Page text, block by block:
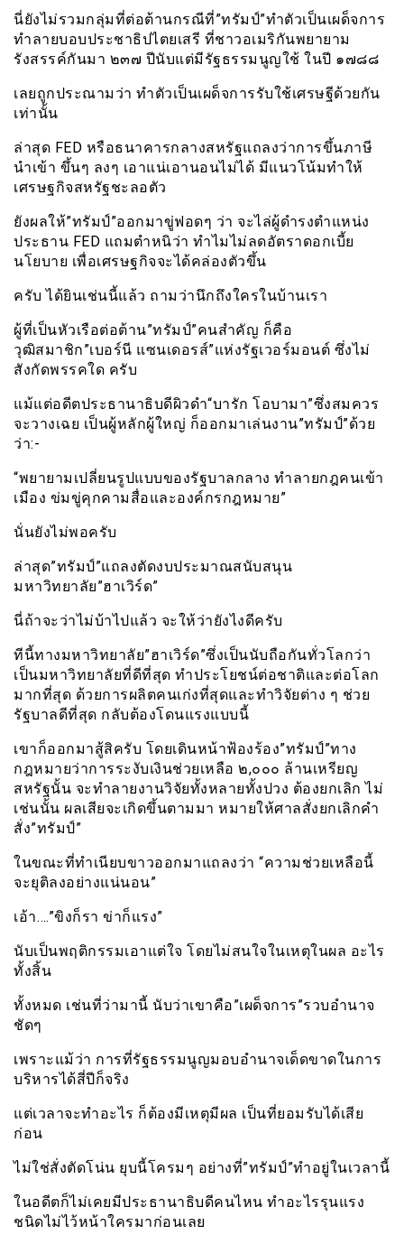
นี่ยังไม่รวมกลุ่มที่ต่อต้านกรณีที่”ทรัมป์”ทำตัวเป็นเผด็จการ
ทำลายบอบประชาธิปไตยเสรี ที่ชาวอเมริกันพยายาม
รังสรรค์กันมา ๒๓๗ ปีนับแต่มีรัฐธรรมนูญใช้ ในปี ๑๗๘๘
เลยถูกประณามว่า ทำตัวเป็นเผด็จการรับใช้เศรษฐีด้วยกัน
เท่านั้น
ล่าสุด FED หรือธนาคารกลางสหรัฐแถลงว่าการขึ้นภาษี
นำเข้า ขึ้นๆ ลงๆ เอาแน่เอานอนไม่ได้ มีแนวโน้มทำให้
เศรษฐกิจสหรัฐชะลอตัว
ยังผลให้”ทรัมป์”ออกมาขู่ฟอดๆ ว่า จะไล่ผู้ดำรงตำแหน่ง
ประธาน FED แถมตำหนิว่า ทำไมไม่ลดอัตราดอกเบี้ย
นโยบาย เพื่อเศรษฐกิจจะได้คล่องตัวขึ้น
ครับ ได้ยินเช่นนี้แล้ว ถามว่านึกถึงใครในบ้านเรา
ผู้ที่เป็นหัวเรือต่อต้าน”ทรัมป์”คนสำคัญ ก็คือ
วุฒิสมาชิก”เบอร์นี แซนเดอรส์”แห่งรัฐเวอร์มอนต์ ซึ่งไม่
สังกัดพรรคใด ครับ
แม้แต่อดีตประธานาธิบดีผิวดำ“บารัก โอบามา”ซึ่งสมควร
จะวางเฉย เป็นผู้หลักผู้ใหญ่ ก็ออกมาเล่นงาน”ทรัมป์”ด้วย
ว่า:-
“พยายามเปลี่ยนรูปแบบของรัฐบาลกลาง ทำลายกฎคนเข้า
เมือง ข่มขู่คุกคามสื่อและองค์กรกฎหมาย”
นั่นยังไม่พอครับ
ล่าสุด”ทรัมป์”แถลงตัดงบประมาณสนับสนุน
มหาวิทยาลัย”ฮาเวิร์ด”
นี่ถ้าจะว่าไม่บ้าไปแล้ว จะให้ว่ายังไงดีครับ
ทีนี้ทางมหาวิทยาลัย”ฮาเวิร์ด”ซึ่งเป็นนับถือกันทั่วโลกว่า
เป็นมหาวิทยาลัยที่ดีที่สุด ทำประโยชน์ต่อชาติและต่อโลก
มากที่สุด ด้วยการผลิตคนเก่งที่สุดและทำวิจัยต่าง ๆ ช่วย
รัฐบาลดีที่สุด กลับต้องโดนแรงแบบนี้
เขาก็ออกมาสู้สิครับ โดยเดินหน้าฟ้องร้อง”ทรัมป์”ทาง
กฎหมายว่าการระงับเงินช่วยเหลือ ๒,๐๐๐ ล้านเหรียญ
สหรัฐนั้น จะทำลายงานวิจัยทั้งหลายทั้งปวง ต้องยกเลิก ไม่
เช่นนั้น ผลเสียจะเกิดขึ้นตามมา หมายให้ศาลสั่งยกเลิกคำ
สั่ง”ทรัมป์”
ในขณะที่ทำเนียบขาวออกมาแถลงว่า “ความช่วยเหลือนี้
จะยุติลงอย่างแน่นอน”
เอ้า….”ขิงก็รา ข่าก็แรง”
นับเป็นพฤติกรรมเอาแต่ใจ โดยไม่สนใจในเหตุในผล อะไร
ทั้งสิ้น
ทั้งหมด เช่นที่ว่ามานี้ นับว่าเขาคือ”เผด็จการ”รวบอำนาจ
ชัดๆ
เพราะแม้ว่า การที่รัฐธรรมนูญมอบอำนาจเด็ดขาดในการ
บริหารได้สี่ปีก็จริง
แต่เวลาจะทำอะไร ก็ต้องมีเหตุมีผล เป็นที่ยอมรับได้เสีย
ก่อน
ไม่ใช่สั่งตัดโน่น ยุบนี้โครมๆ อย่างที่”ทรัมป์”ทำอยู่ในเวลานี้
ในอดีตก็ไม่เคยมีประธานาธิบดีคนไหน ทำอะไรรุนแรง
ชนิดไม่ไว้หน้าใครมาก่อนเลย